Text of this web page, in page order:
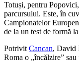
Totuși, pentru
parcursului. Este, în
Campionatelor
de la un test de formă
PotrivitCancan, David
Roma o „încălzire” sau